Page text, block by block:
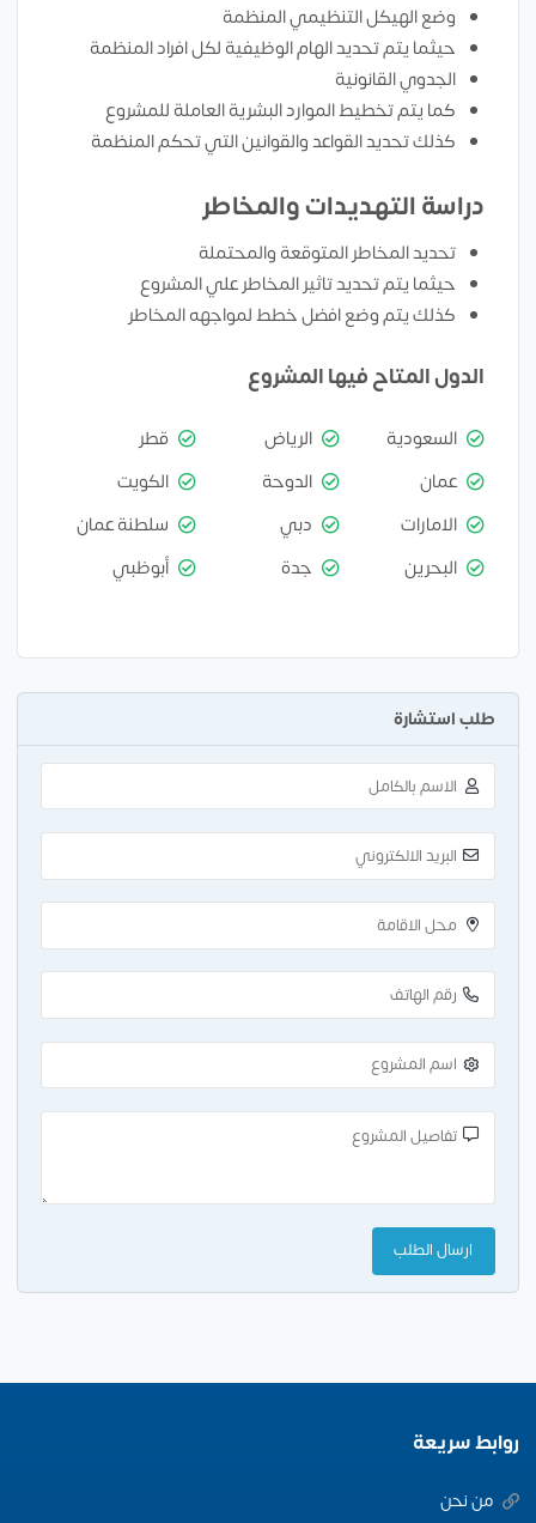
وضع الهيكل التنظيمي المنظمة
حيثما يتم تحديد الهام الوظيفية لكل افراد المنظمة
الجدوي القانونية
كما يتم تخطيط الموارد البشرية العاملة للمشروع
كذلك تحديد القواعد والقوانين التي تحكم المنظمة
دراسة التهديدات والمخاطر
تحديد المخاطر المتوقعة والمحتملة
حيثما يتم تحديد تاثير المخاطر علي المشروع
كذلك يتم وضع افضل خطط لمواجهه المخاطر
الدول المتاح فيها المشروع
السعودية الرياض
قطر
عمان
الدوحة
الكويت
الامارات
دبي
سلطنة عمان
البحرين
جدة أبوظبي
طلب استشارة
روابط سريعة
من نحن